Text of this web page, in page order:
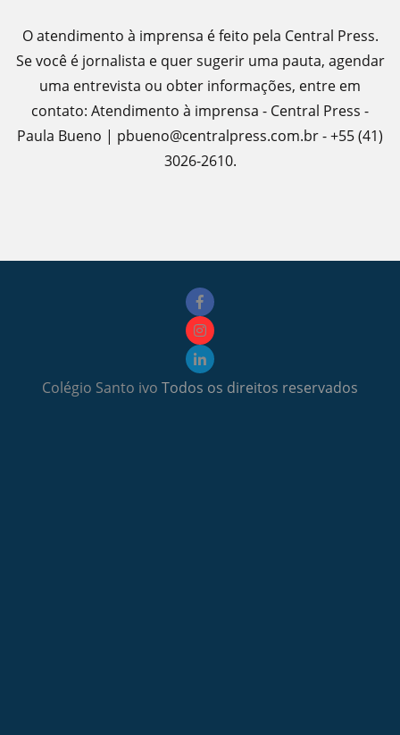
O atendimento à imprensa é feito pela Central Press.
Se você é jornalista e quer sugerir uma pauta, agendar
uma entrevista ou obter informações, entre em
contato: Atendimento à imprensa - Central Press -
Paula Bueno | pbueno@centralpress.com.br - +55 (41)
3026-2610.
Colégio Santo ivo Todos os direitos reservados